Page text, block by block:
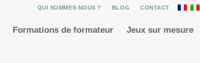
QUI SOMMES-NOUS ? BLOG CONTACT
Formations de formateur Jeux sur mesure